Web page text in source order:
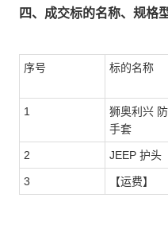
四、成交标的名称、规格
序号 标的名称
1
狮奥利兴
手套
2 JEEP 护头
3 【运费】